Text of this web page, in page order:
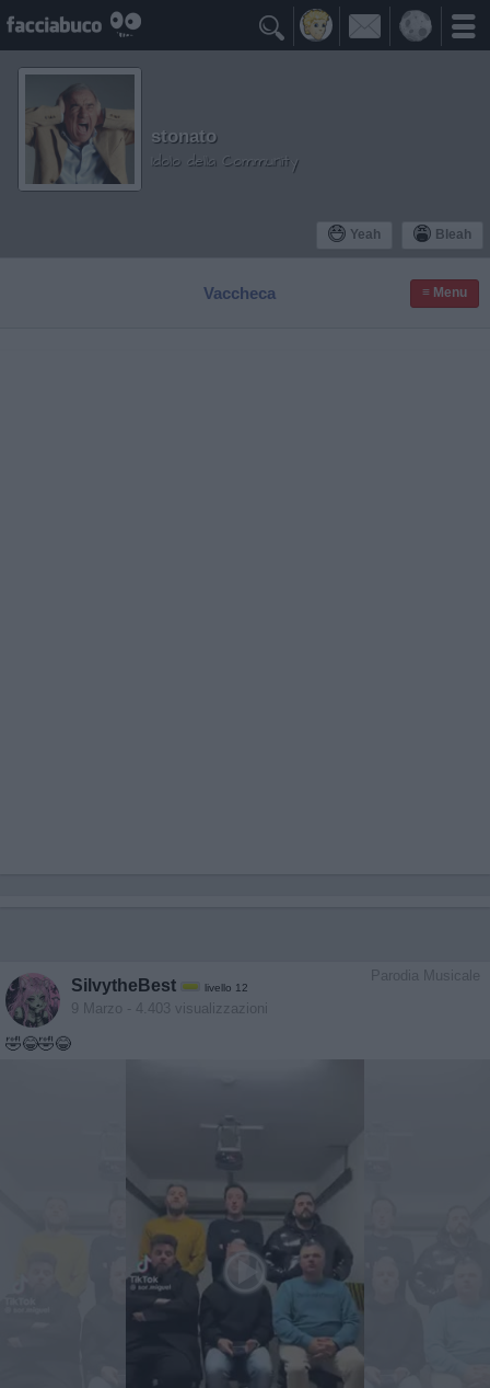

Yeah Bleah
stonato
Idolo della Community
Vaccheca ≡ Menu
Parodia Musicale
SilvytheBest livello 12
9 Marzo - 4.403 visualizzazioni
🤣😂🤣😂